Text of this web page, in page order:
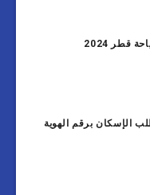
قطر 2024
الإسكان برقم الهوية